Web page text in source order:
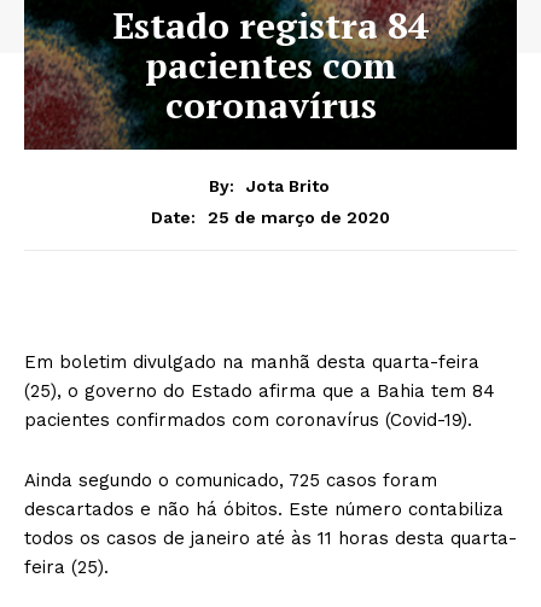
Estado registra 84
pacientes com
coronavírus
By:
Jota Brito
Date:
25 de março de 2020
Em boletim divulgado na manhã desta quarta-feira
(25), o governo do Estado afirma que a Bahia tem 84
pacientes confirmados com coronavírus (Covid-19).
Ainda segundo o comunicado, 725 casos foram
descartados e não há óbitos. Este número contabiliza
todos os casos de janeiro até às 11 horas desta quarta-
feira (25).